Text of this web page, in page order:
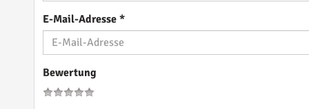
E-Mail-Adresse *
Bewertung